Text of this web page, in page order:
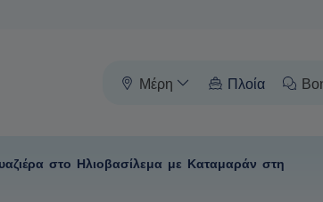
Μέρη Πλοία
στο Ηλιοβασίλεμα με Καταμαράν στη